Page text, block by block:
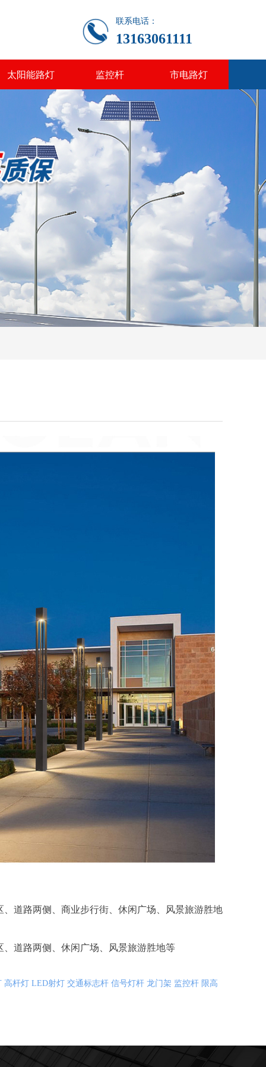
太阳能路灯 监控杆 市电路灯
联系电话：
13163061111
道路两侧、商业步行街、休闲广场、风景旅游胜地
道路两侧、休闲广场、风景旅游胜地等
高杆灯 LED射灯 交通标志杆 信号灯杆 龙门架 监控杆 限高